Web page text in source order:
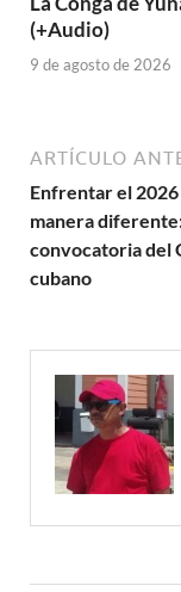
(+Audio)
9 de agosto de 2026
ARTÍCULO
Enfrentar el 2026
manera
convocatoria del
cubano